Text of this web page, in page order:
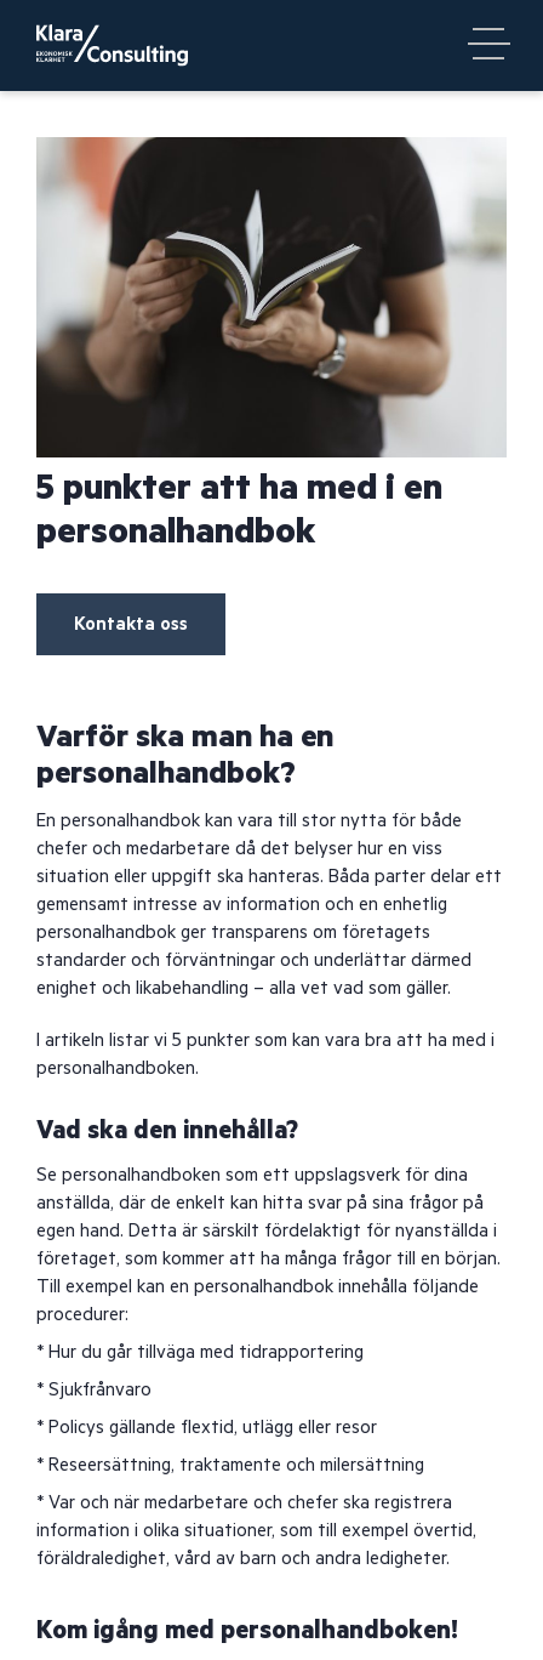
5 punkter att ha med i en
personalhandbok
Kontakta oss
Varför ska man ha en
personalhandbok?
En personalhandbok kan vara till stor nytta för både
chefer och medarbetare då det belyser hur en viss
situation eller uppgift ska hanteras. Båda parter delar ett
gemensamt intresse av information och en enhetlig
personalhandbok ger transparens om företagets
standarder och förväntningar och underlättar därmed
enighet och likabehandling – alla vet vad som gäller.
I artikeln listar vi 5 punkter som kan vara bra att ha med i
personalhandboken.
Vad ska den innehålla?
Se personalhandboken som ett uppslagsverk för dina
anställda, där de enkelt kan hitta svar på sina frågor på
egen hand. Detta är särskilt fördelaktigt för nyanställda i
företaget, som kommer att ha många frågor till en början.
Till exempel kan en personalhandbok innehålla följande
procedurer:
* Hur du går tillväga med tidrapportering
* Sjukfrånvaro
* Policys gällande flextid, utlägg eller resor
* Reseersättning, traktamente och milersättning
* Var och när medarbetare och chefer ska registrera
information i olika situationer, som till exempel övertid,
föräldraledighet, vård av barn och andra ledigheter.
Kom igång med personalhandboken!